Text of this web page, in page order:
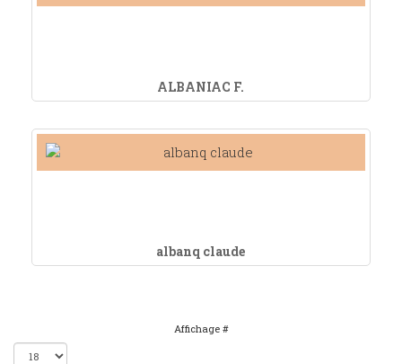
ALBANIAC F.
albanq claude
Affichage #